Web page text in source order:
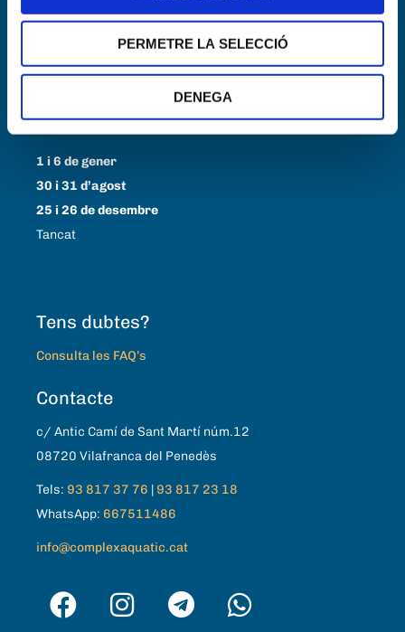
PERMETRE LA SELECCIÓ
DENEGA
De 8 a 20 h
Diumenges i festius
De 8 a 14 h
1 i 6 de gener
30 i 31 d’agost
25 i 26 de desembre
Tancat
Tens dubtes?
Consulta les FAQ’s
Contacte
c/ Antic Camí de Sant Martí núm.12
08720 Vilafranca del Penedès
Tels: 93 817 37 76 | 93 817 23 18
WhatsApp: 667511486
info@complexaquatic.cat